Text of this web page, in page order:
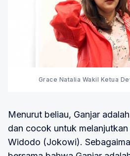
Grace Natalia Wakil Ketua
Menurut beliau, Ganjar
dan cocok untuk
Widodo (Jokowi).